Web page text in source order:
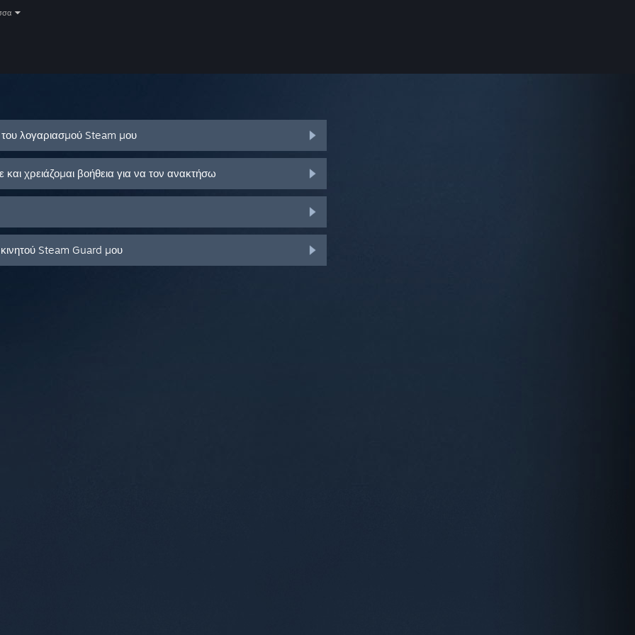
λογαριασμού Steam μου
χρειάζομαι βοήθεια για να τον ανακτήσω
Steam Guard μου